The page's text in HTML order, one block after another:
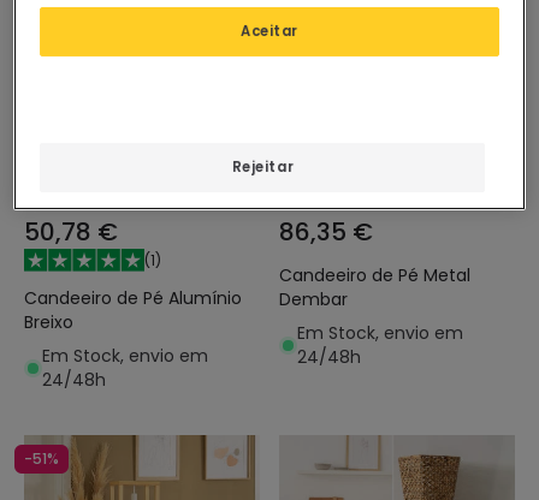
50,78 €
(1)
Candeeiro de Pé Alumínio
Breixo
Em Stock, envio em
24/48h
86,35 €
Candeeiro de Pé Metal
Dembar
Em Stock, envio em
24/48h
-51%
Rejeitar
Aceitar